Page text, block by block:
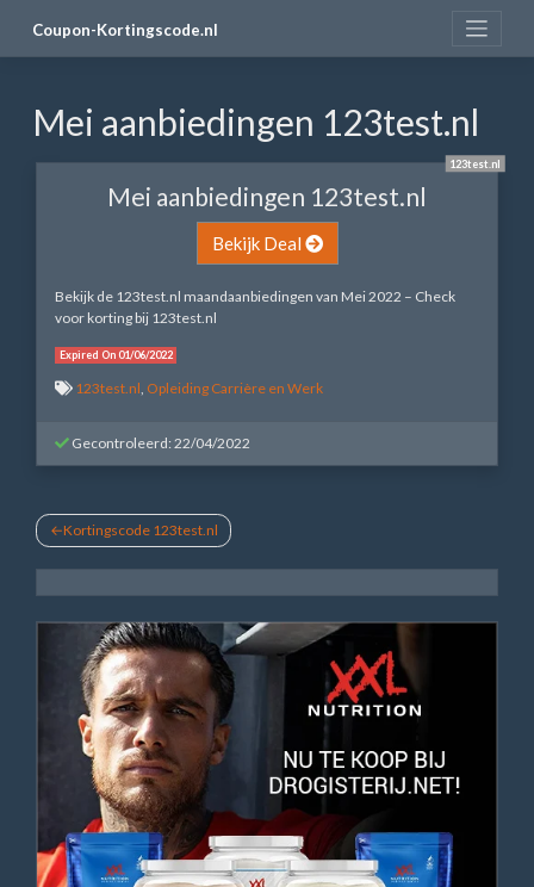
Coupon-Kortingscode.nl
Mei aanbiedingen 123test.nl
123test.nl
Mei aanbiedingen 123test.nl
Bekijk Deal
Bekijk de 123test.nl maandaanbiedingen van Mei 2022 – Check
voor korting bij 123test.nl
Expired On 01/06/2022
123test.nl Opleiding Carrière en Werk
Gecontroleerd: 22/04/2022
Bericht
navigatie
Kortingscode 123test.nl